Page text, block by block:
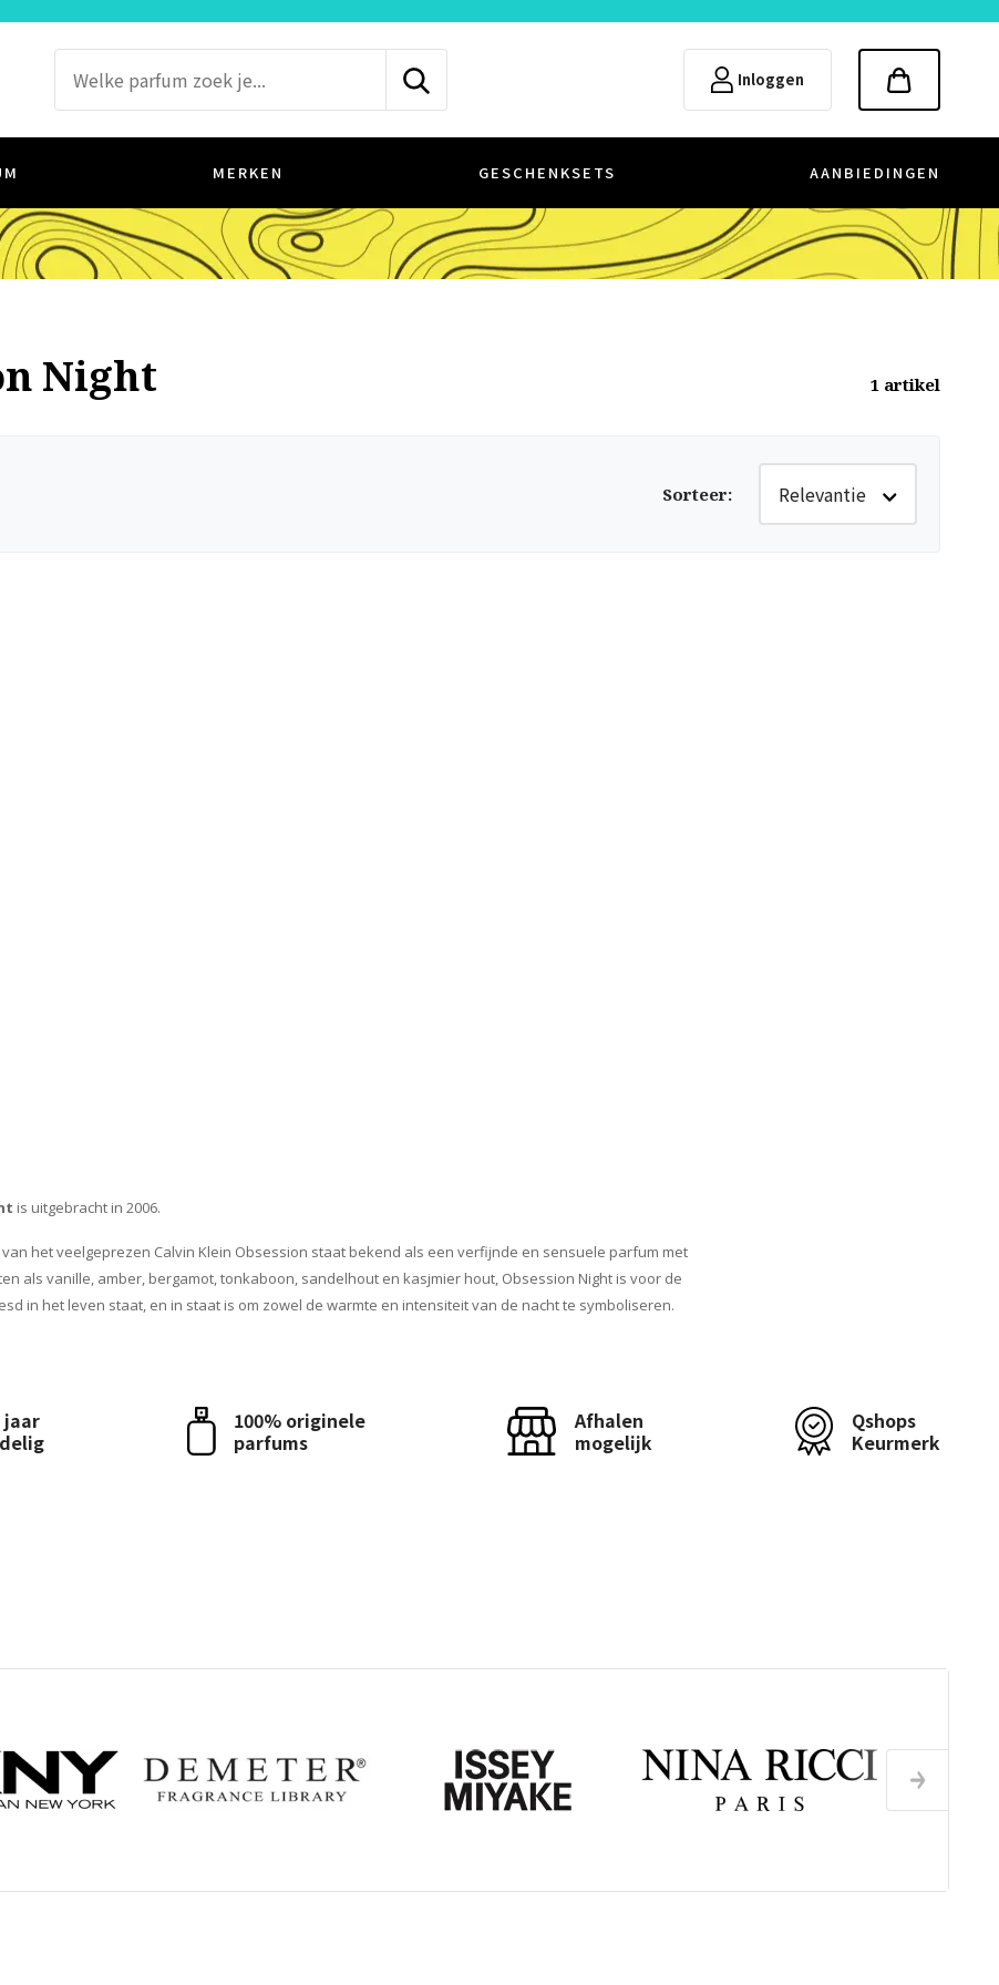
Inloggen
MERKEN GESCHENKSETS AANBIEDINGEN
Night 1 artikel
Sorteer: Relevantie
is uitgebracht in 2006.
het veelgeprezen Calvin Klein Obsession staat bekend als een verfijnde en sensuele parfum met
als vanille, amber, bergamot, tonkaboon, sandelhout en kasjmier hout, Obsession Night is voor de
in het leven staat, en in staat is om zowel de warmte en intensiteit van de nacht te symboliseren.
jaar
100% originele
parfums
Afhalen
mogelijk
Qshops
Keurmerk